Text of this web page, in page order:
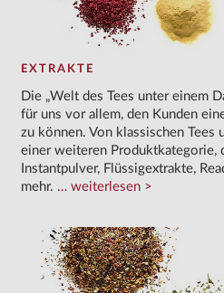
EXTRAKTE
Die „Welt des Tees unter einem
für uns vor allem, den Kunden
zu können. Von klassischen Tees
einer weiteren Produktkategorie,
Instantpulver, Flüssigextrakte,
mehr.
weiterlesen